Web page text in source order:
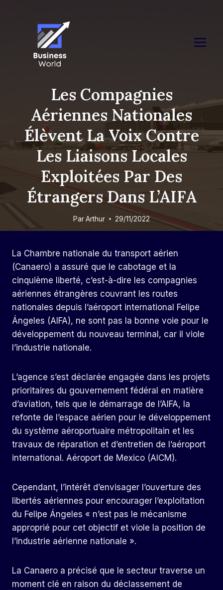
Les Compagnies
Aériennes Nationales
Élèvent La Voix Contre
Les Liaisons Locales
Exploitées Par Des
Étrangers Dans L’AIFA
ParArthur 29/11/2022
La Chambre nationale du transport aérien
(Canaero) a assuré que le cabotage et la
cinquième liberté, c’est-à-dire les compagnies
aériennes étrangères couvrant les routes
nationales depuis l’aéroport international Felipe
Ángeles (AIFA), ne sont pas la bonne voie pour le
développement du nouveau terminal, car il viole
l’industrie nationale.
L’agence s’est déclarée engagée dans les projets
prioritaires du gouvernement fédéral en matière
d’aviation, tels que le démarrage de l’AIFA, la
refonte de l’espace aérien pour le développement
du système aéroportuaire métropolitain et les
travaux de réparation et d’entretien de l’aéroport
international. Aéroport de Mexico (AICM).
Cependant, l’intérêt d’envisager l’ouverture des
libertés aériennes pour encourager l’exploitation
du Felipe Ángeles « n’est pas le mécanisme
approprié pour cet objectif et viole la position de
l’industrie aérienne nationale ».
La Canaero a précisé que le secteur traverse un
moment clé en raison du déclassement de